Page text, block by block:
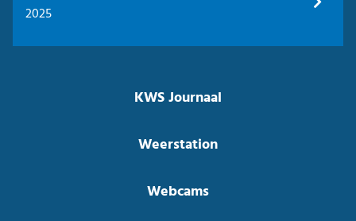
2025
KWS Journaal
Weerstation
Webcams